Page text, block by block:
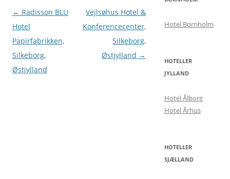
Indlægsnavigation
← Radisson BLU
Hotel
Papirfabrikken,
Silkeborg,
Østjylland
Vejlsøhus Hotel &
Konferencecenter,
Silkeborg,
Østjylland →
Hotel Bornholm
HOTELLER
JYLLAND
Hotel Ålborg
Hotel Århus
HOTELLER
SJÆLLAND